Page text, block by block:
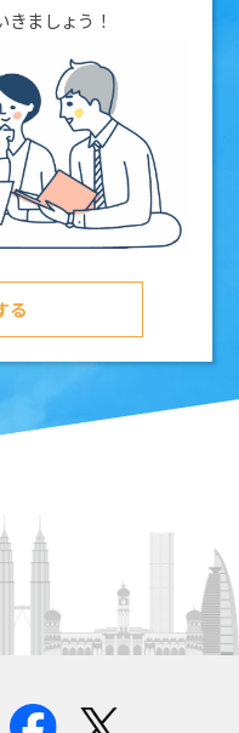
ましょう！
る